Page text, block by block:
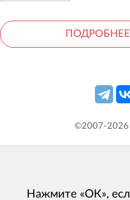
©2007-2026
Нажмите «ОК»,